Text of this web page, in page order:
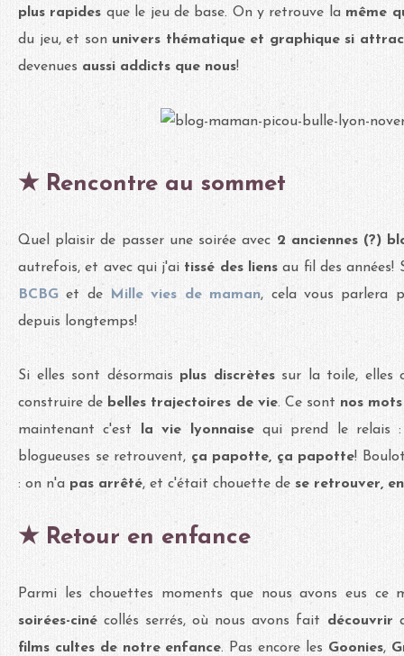
plus rapides que le jeu de base. On y retrouve la même
du jeu, et sonunivers thématique et graphique si
devenues aussi addicts que nous!
★ Rencontre au sommet
Quel plaisir de passer une soirée avec 2 anciennes (?)
autrefois, et avec qui j'ai tissé des liensau fil des années!
BCBG et de Mille vies de maman, cela vous parlera
depuis longtemps!
Si elles sont désormais plus discrètessur la toile, elles
construire de belles trajectoires de vie. Ce sont nos mots
maintenant c'est
la vie lyonnaisequi prend le relais :
blogueuses se retrouvent, ça papotte, ça papotte!
: on n'a pas arrêté, et c'était chouette de se retrouver,
★ Retour en enfance
Parmi les chouettes moments que nous avons eus ce
soirées-ciné collés serrés, où nous avons fait découvrir
films cultes de notre enfance. Pas encore les Goonies,